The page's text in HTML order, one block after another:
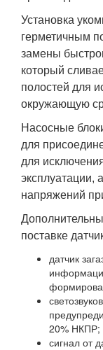
Установка
герметичным
замены
который
полостей для
окружающую
Насосные
для
для
эксплуатации,
напряжений
поставке
датчик
20% НКПР;
сигнал от